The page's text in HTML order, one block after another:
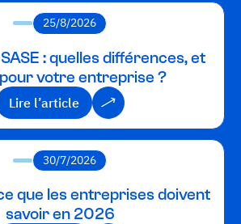
25/8/2026
: quelles différences, et
votre entreprise ?
Lire l’article
Lire l’article
30/7/2026
que les entreprises doivent
savoir en 2026